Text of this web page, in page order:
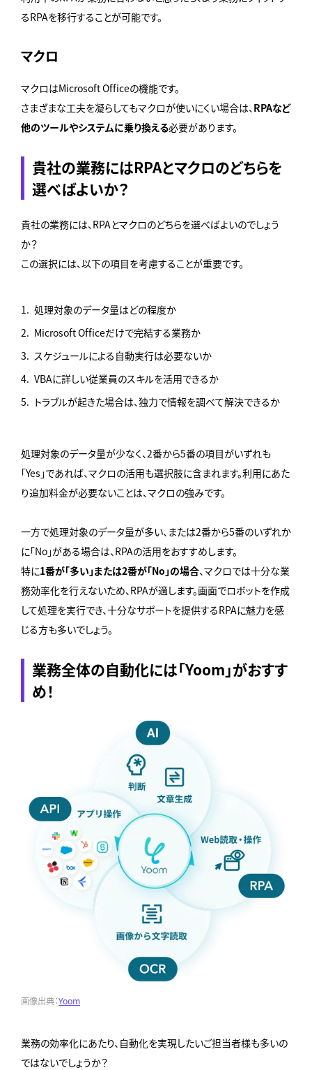
るRPAを移行することが可能です。
マクロ
マクロはMicrosoft Officeの機能です。
さまざまな工夫を凝らしてもマクロが使いにくい場合は、RPAなど
他のツールやシステムに乗り換える必要があります。
貴社の業務にはRPAとマクロのどちらを
選べばよいか？
貴社の業務には、RPAとマクロのどちらを選べばよいのでしょう
か？
この選択には、以下の項目を考慮することが重要です。
処理対象のデータ量はどの程度か
Microsoft Officeだけで完結する業務か
スケジュールによる自動実行は必要ないか
VBAに詳しい従業員のスキルを活用できるか
トラブルが起きた場合は、独力で情報を調べて解決できるか
処理対象のデータ量が少なく、2番から5番の項目がいずれも
「Yes」であれば、マクロの活用も選択肢に含まれます。利用にあた
り追加料金が必要ないことは、マクロの強みです。
一方で処理対象のデータ量が多い、または2番から5番のいずれか
に「No」がある場合は、RPAの活用をおすすめします。
特に1番が「多い」または2番が「No」の場合、マクロでは十分な業
務効率化を行えないため、RPAが適します。画面でロボットを作成
して処理を実行でき、十分なサポートを提供するRPAに魅力を感
じる方も多いでしょう。
業務全体の自動化には「Yoom」がおすす
め！
画像出典：Yoom
業務の効率化にあたり、自動化を実現したいご担当者様も多いの
ではないでしょうか？